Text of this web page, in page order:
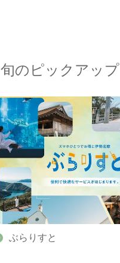
旬のピックアップ
ぶらりすと